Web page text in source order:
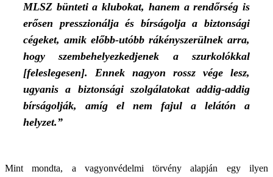
MLSZ bünteti a klubokat, hanem a rendőrség is
erősen presszionálja és bírságolja a biztonsági
cégeket, amik előbb-utóbb rákényszerülnek arra,
hogy szembehelyezkedjenek a szurkolókkal
[feleslegesen]. Ennek nagyon rossz vége lesz,
ugyanis a biztonsági szolgálatokat addig-addig
bírságolják, amíg el nem fajul a lelátón a
helyzet.”
Mint mondta, a vagyonvédelmi törvény alapján egy ilyen